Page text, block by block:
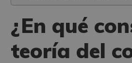
¿En qué
teoría del